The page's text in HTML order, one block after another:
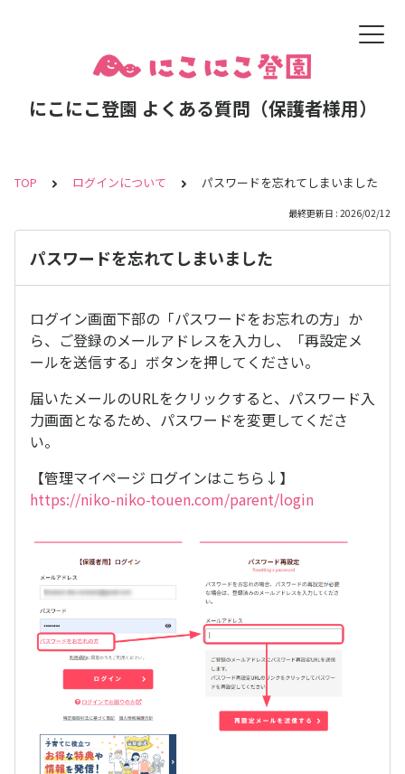
にこにこ登園 よくある質問（保護者様用）
TOP ログインについて パスワードを忘れてしまいました
最終更新日 : 2026/02/12
パスワードを忘れてしまいました
ログイン画面下部の「パスワードをお忘れの方」か
ら、ご登録のメールアドレスを入力し、「再設定メ
ールを送信する」ボタンを押してください。
届いたメールのURLをクリックすると、パスワード入
力画面となるため、パスワードを変更してくださ
い。
【管理マイページ ログインはこちら↓】
https://niko-niko-touen.com/parent/login